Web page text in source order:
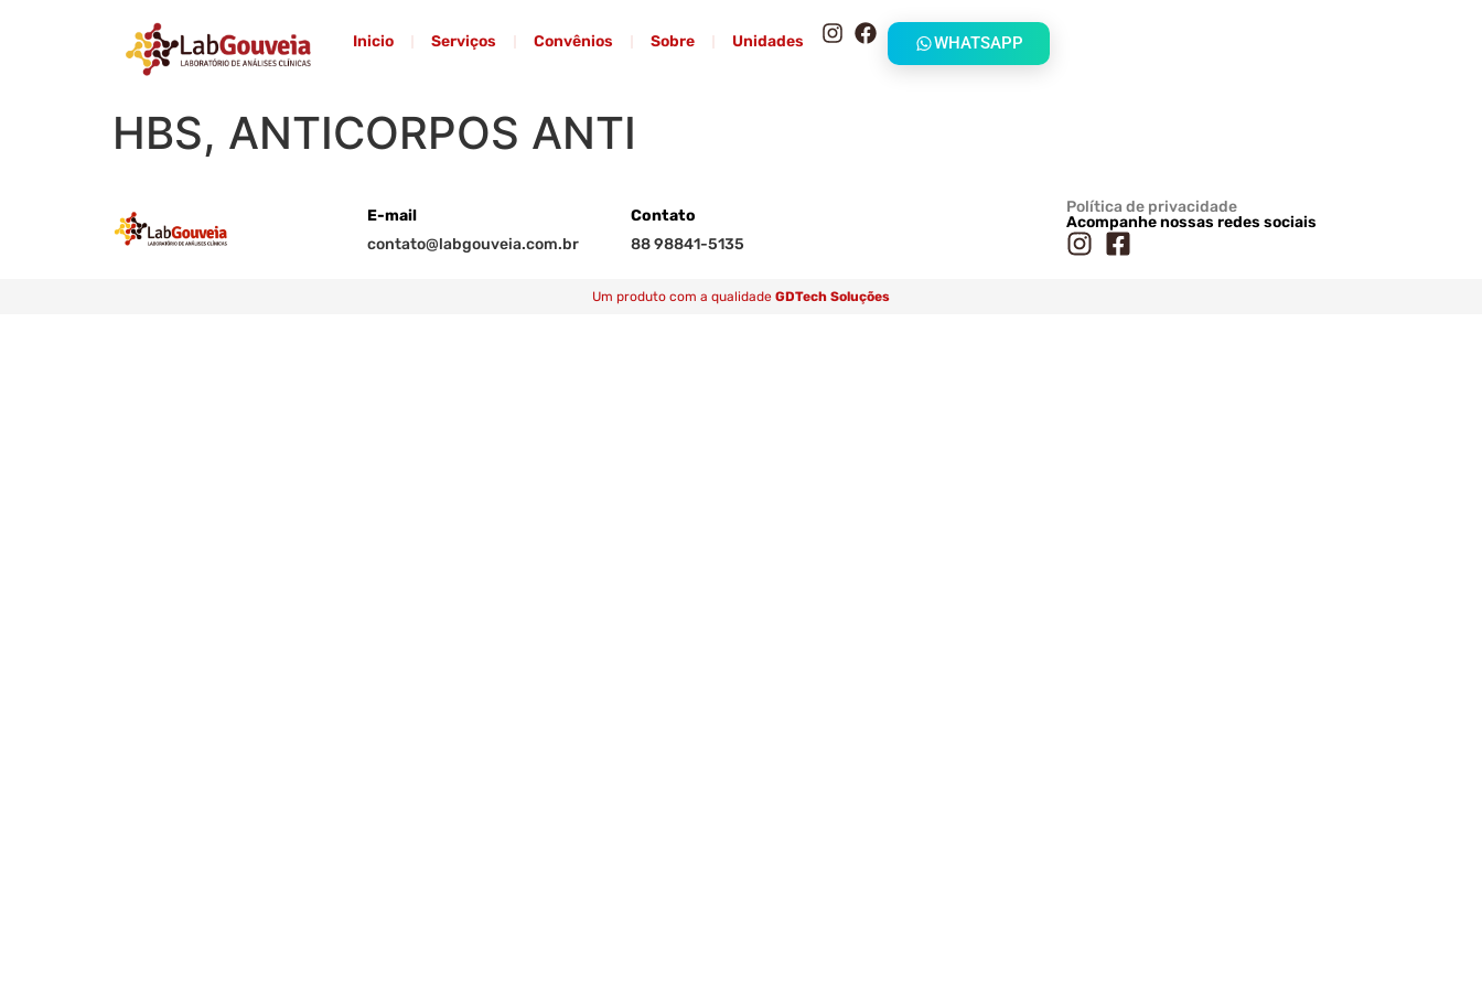
Inicio Serviços Convênios Sobre Unidades WHATSAPP
HBS, ANTICORPOS ANTI
E-mail
contato@labgouveia.com.br
Contato
88 98841-5135
Política de privacidade
Acompanhe nossas redes sociais
Um produto com a qualidade GDTech Soluções